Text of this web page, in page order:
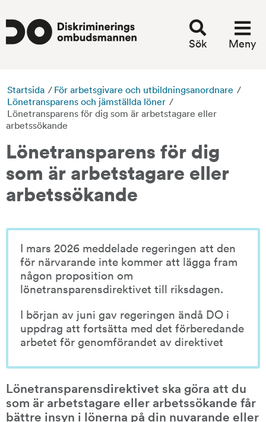
Sök Meny
Startsida / För arbetsgivare och utbildningsanordnare /
Lönetransparens och jämställda löner /
Lönetransparens för dig som är arbetstagare eller
arbetssökande
Lönetransparens för dig
som är arbetstagare eller
arbetssökande
I mars 2026 meddelade regeringen att den
för närvarande inte kommer att lägga fram
någon proposition om
lönetransparensdirektivet till riksdagen.
I början av juni gav regeringen ändå DO i
uppdrag att fortsätta med det förberedande
arbetet för genomförandet av direktivet
Lönetransparensdirektivet ska göra att du
som är arbetstagare eller arbetssökande får
bättre insyn i lönerna på din nuvarande eller